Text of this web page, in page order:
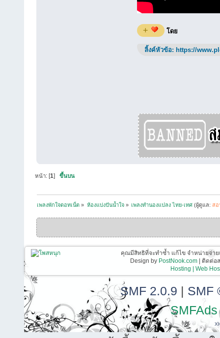
+ โดย
ลิ้งค์หัวข้อ: https://
หน้า: [1 ]ขึ้นบน
เพลงพักใจดอทเน็ต » ห้องแบ่งปันน้ำใจ» เพลงทำนองแปลง ไทย-เทศ (ผู้ดูแล:สอ
คุณมีสิทธิที่จะทำซ้ำ แก้ไข จำหน่ายจ่า
Design by PostNook.com| ติดต่อส
Hosting | Web
SMF 2.0.9 | SMF
SMFAds